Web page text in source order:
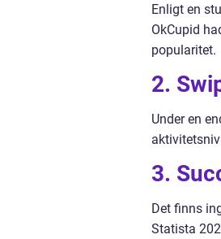
Enligt en
OkCupid
popularitet.
2.
Under en
3.
Det finns
Statista